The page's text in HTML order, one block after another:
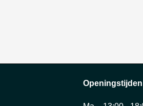
Openingstijden